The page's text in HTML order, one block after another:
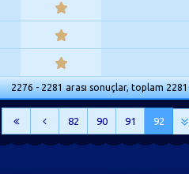
2276 - 2281 arası sonuçlar, toplam 2281
82 90 91 92